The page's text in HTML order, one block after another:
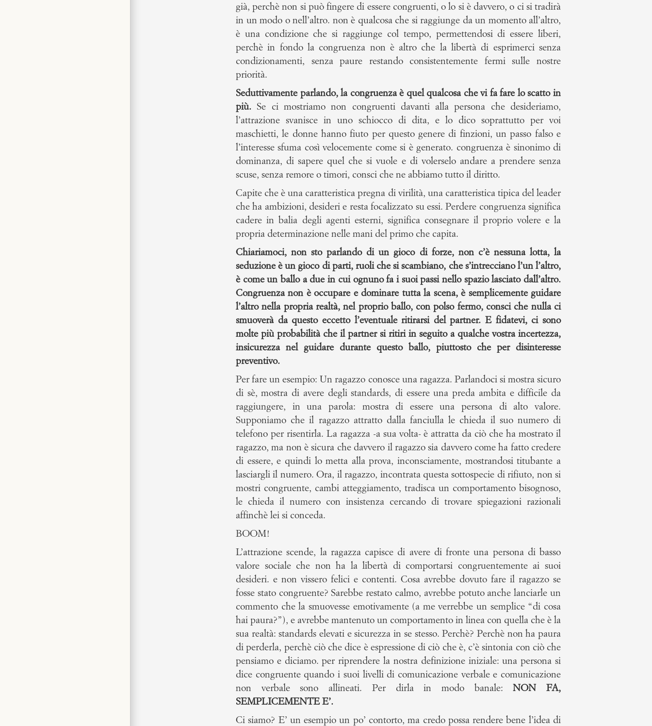
già, perchè non si può fingere di essere congruenti, o lo si è davvero, o ci si tradirà
in un modo o nell’altro. non è qualcosa che si raggiunge da un momento all’altro,
è una condizione che si raggiunge col tempo, permettendosi di essere liberi,
perchè in fondo la congruenza non è altro che la libertà di esprimerci senza
condizionamenti, senza paure restando consistentemente fermi sulle nostre
priorità.
Seduttivamente parlando, la congruenza è quel qualcosa che vi fa fare lo scatto in
più. Se ci mostriamo non congruenti davanti alla persona che desideriamo,
l’attrazione svanisce in uno schiocco di dita, e lo dico soprattutto per voi
maschietti, le donne hanno fiuto per questo genere di finzioni, un passo falso e
l’interesse sfuma così velocemente come si è generato. congruenza è sinonimo di
dominanza, di sapere quel che si vuole e di volerselo andare a prendere senza
scuse, senza remore o timori, consci che ne abbiamo tutto il diritto.
Capite che è una caratteristica pregna di virilità, una caratteristica tipica del leader
che ha ambizioni, desideri e resta focalizzato su essi. Perdere congruenza significa
cadere in balia degli agenti esterni, significa consegnare il proprio volere e la
propria determinazione nelle mani del primo che capita.
Chiariamoci, non sto parlando di un gioco di forze, non c’è nessuna lotta, la
seduzione è un gioco di parti, ruoli che si scambiano, che s’intrecciano l’un l’altro,
è come un ballo a due in cui ognuno fa i suoi passi nello spazio lasciato dall’altro.
Congruenza non è occupare e dominare tutta la scena, è semplicemente guidare
l’altro nella propria realtà, nel proprio ballo, con polso fermo, consci che nulla ci
smuoverà da questo eccetto l’eventuale ritirarsi del partner. E fidatevi, ci sono
molte più probabilità che il partner si ritiri in seguito a qualche vostra incertezza,
insicurezza nel guidare durante questo ballo, piuttosto che per disinteresse
preventivo.
Per fare un esempio: Un ragazzo conosce una ragazza. Parlandoci si mostra sicuro
di sè, mostra di avere degli standards, di essere una preda ambita e difficile da
raggiungere, in una parola: mostra di essere una persona di alto valore.
Supponiamo che il ragazzo attratto dalla fanciulla le chieda il suo numero di
telefono per risentirla. La ragazza -a sua volta- è attratta da ciò che ha mostrato il
ragazzo, ma non è sicura che davvero il ragazzo sia davvero come ha fatto credere
di essere, e quindi lo metta alla prova, inconsciamente, mostrandosi titubante a
lasciargli il numero. Ora, il ragazzo, incontrata questa sottospecie di rifiuto, non si
mostri congruente, cambi atteggiamento, tradisca un comportamento bisognoso,
le chieda il numero con insistenza cercando di trovare spiegazioni razionali
affinchè lei si conceda.
BOOM!
L’attrazione scende, la ragazza capisce di avere di fronte una persona di basso
valore sociale che non ha la libertà di comportarsi congruentemente ai suoi
desideri. e non vissero felici e contenti. Cosa avrebbe dovuto fare il ragazzo se
fosse stato congruente? Sarebbe restato calmo, avrebbe potuto anche lanciarle un
commento che la smuovesse emotivamente (a me verrebbe un semplice “di cosa
hai paura?”), e avrebbe mantenuto un comportamento in linea con quella che è la
sua realtà: standards elevati e sicurezza in se stesso. Perchè? Perchè non ha paura
di perderla, perchè ciò che dice è espressione di ciò che è, c’è sintonia con ciò che
pensiamo e diciamo. per riprendere la nostra definizione iniziale: una persona si
dice congruente quando i suoi livelli di comunicazione verbale e comunicazione
non verbale sono allineati. Per dirla in modo banale:NON FA,
SEMPLICEMENTE E’.
Ci siamo? E’ un esempio un po’ contorto, ma credo possa rendere bene l’idea di